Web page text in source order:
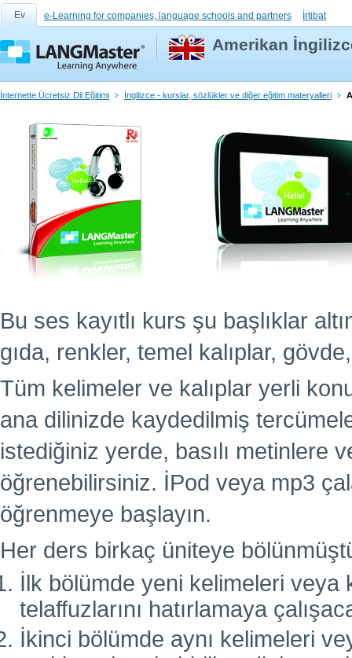
Ev e-Learning for companies, language schools and partners İrtibat
Amerikan
İnternette Ücretsiz Dil Eğitimi İngilizce - kurslar, sözlükler ve diğer eğitim materyalleri
Bu ses kayıtlı kurs şu başlıklar
gıda, renkler, temel kalıplar,
Tüm kelimeler ve kalıplar yerli
ana dilinizde kaydedilmiş
istediğiniz yerde, basılı metinlere
öğrenebilirsiniz. İPod veya mp3
öğrenmeye başlayın.
Her ders birkaç üniteye
İlk bölümde yeni kelimeleri veya
telaffuzlarını hatırlamaya
İkinci bölümde aynı kelimeleri